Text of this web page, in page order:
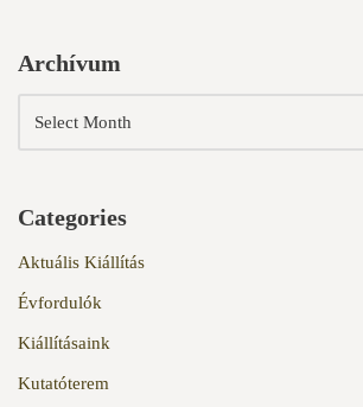
Archívum
Categories
Aktuális Kiállítás
Évfordulók
Kiállításaink
Kutatóterem